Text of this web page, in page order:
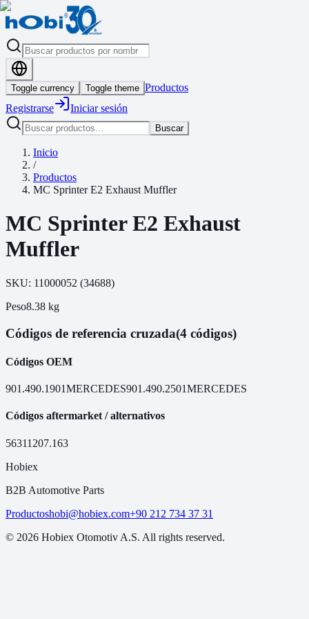
Toggle currency Toggle theme Productos
Registrarse
Iniciar sesión
Buscar
Inicio
/
Productos
MC Sprinter E2 Exhaust Muffler
MC Sprinter E2 Exhaust
Muffler
SKU: 11000052 (34688)
Peso8.38 kg
Códigos de referencia cruzada(4 códigos)
Códigos OEM
901.490.1901MERCEDES901.490.2501MERCEDES
Códigos aftermarket / alternativos
56311 207.163
Hobiex
B2B Automotive Parts
Productoshobi@hobiex.com+90 212 734 37 31
© 2026 Hobiex Otomotiv A.S. All rights reserved.